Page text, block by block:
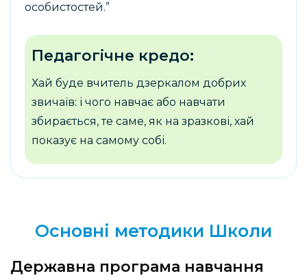
особистостей.”
Педагогічне кредо:
Хай буде вчитель дзеркалом добрих
звичаїв: і чого навчає або навчати
збирається, те саме, як на зразкові, хай
показує на самому собі.
Основні методики Школи
Державна програма навчання